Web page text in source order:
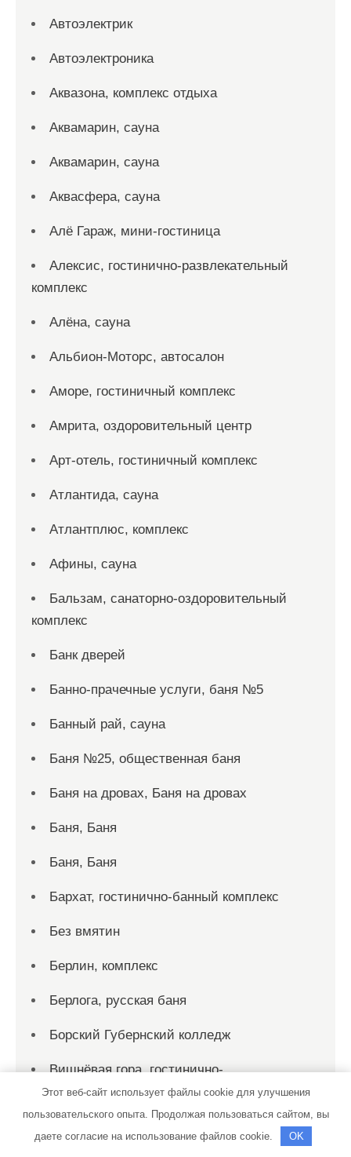
Автоэлектрик
Автоэлектроника
Аквазона, комплекс отдыха
Аквамарин, сауна
Аквамарин, сауна
Аквасфера, сауна
Алё Гараж, мини-гостиница
Алексис, гостинично-развлекательный
комплекс
Алёна, сауна
Альбион-Моторс, автосалон
Аморе, гостиничный комплекс
Амрита, оздоровительный центр
Арт-отель, гостиничный комплекс
Атлантида, сауна
Атлантплюс, комплекс
Афины, сауна
Бальзам, санаторно-оздоровительный
комплекс
Банк дверей
Банно-прачечные услуги, баня №5
Банный рай, сауна
Баня №25, общественная баня
Баня на дровах, Баня на дровах
Баня, Баня
Баня, Баня
Бархат, гостинично-банный комплекс
Без вмятин
Берлин, комплекс
Берлога, русская баня
Борский Губернский колледж
Вишнёвая гора, гостинично-
развлекательный комплекс
Этот веб-сайт использует файлы cookie для улучшения
пользовательского опыта. Продолжая пользоваться сайтом, вы
даете согласие на использование файлов cookie.
OK